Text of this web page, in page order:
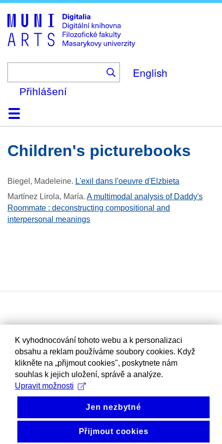
to
main
content
English
Přihlášení
DomůKolekce
Prohlížení
Vyhledávání
O platformě
Nápověda
KontaktDigitalia
children's picturebooks
Biegel, Madeleine. L'exil dans l'oeuvre d'Elzbieta
Martínez Lirola, María. A multimodal analysis of Daddy's
Roommate : deconstructing compositional and
interpersonal meanings
K vyhodnocování tohoto webu a k personalizaci
obsahu a reklam používáme soubory cookies. Když
klikněte na „přijmout cookies", poskytnete nám
souhlas k jejich uložení, správě a analýze.
Upravit možnosti
Jen nezbytné
Přijmout cookies